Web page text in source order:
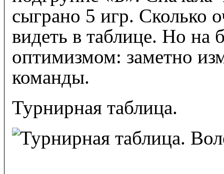
сыграно 5 игр.
видеть в таблице. Но на
оптимизмом: заметно
команды.
Турнирная таблица.